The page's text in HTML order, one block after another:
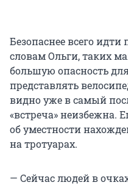
Безопаснее всего
словам Ольги, таких
большую опасность
представлять
видно уже в самый
«встреча» неизбежна.
об уместности
на тротуарах.
— Сейчас людей в